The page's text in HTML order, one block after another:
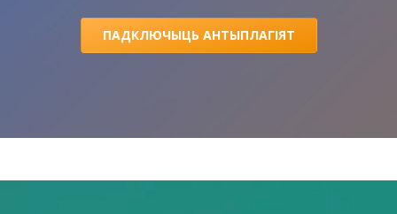
ПАДКЛЮЧЫЦЬ АНТЫПЛАГІЯТ